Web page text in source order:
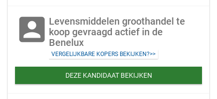
account_box Levensmiddelen groothandel te
koop gevraagd actief in de
Benelux
VERGELIJKBARE KOPERS BEKIJKEN?>>
DEZE KANDIDAAT BEKIJKEN